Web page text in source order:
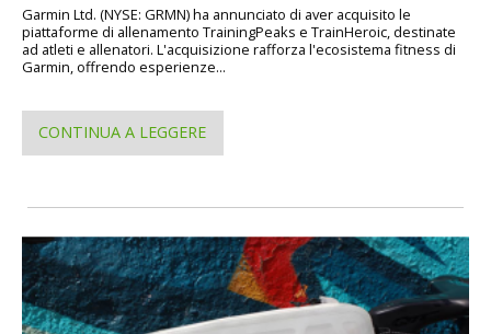
Garmin Ltd. (NYSE: GRMN) ha annunciato di aver acquisito le
piattaforme di allenamento TrainingPeaks e TrainHeroic, destinate
ad atleti e allenatori. L'acquisizione rafforza l'ecosistema fitness di
Garmin, offrendo esperienze...
CONTINUA A LEGGERE